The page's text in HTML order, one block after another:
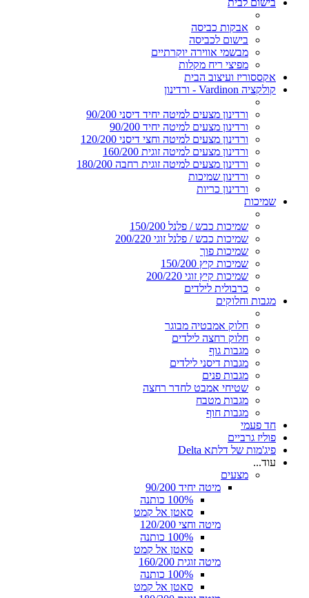
אבקות כביסה
בישום לכביסה
מבשמי אווירה יוקרתיים
מפיצי ריח מקלות
אקססוריז ועיצוב הבית
קולקציה Vardinon - ורדינון
ורדינון מצעים למיטה יחיד דיסני 90/200
ורדינון מצעים למיטה יחיד 90/200
ורדינון מצעים למיטה וחצי דיסני 120/200
ורדינון מצעים למיטה זוגית 160/200
ורדינון מצעים למיטה זוגית רחבה 180/200
ורדינון שמיכות
ורדינון כריות
שמיכות
שמיכות כבש / פלנל 150/200
שמיכות כבש / פלנל זוגי 200/220
שמיכות פוך
שמיכות קיץ 150/200
שמיכות קיץ זוגי 200/220
כרבולית לילדים
מגבות וחלוקים
חלוק אמבטיה מבוגר
חלוק רחצה לילדים
מגבות גוף
מגבות דיסני לילדים
מגבות פנים
שטיחי אמבט לחדר רחצה
מגבות מטבח
מגבות חוף
חד פעמי
פוליז גרביים
פיג'מות של דלתא Delta
עוד...
מצעים
מיטה יחיד 90/200
100% כותנה
סאטן אל קמט
מיטה וחצי 120/200
100% כותנה
סאטן אל קמט
מיטה זוגית 160/200
100% כותנה
סאטן אל קמט